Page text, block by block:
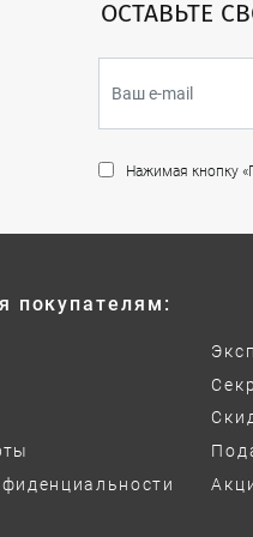
ОСТАВЬТЕ
Нажимая кнопку
покупателям: